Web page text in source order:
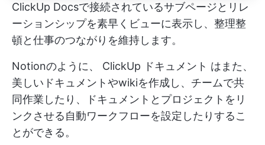
ClickUp Docsで接続されているサブページとリレ
ーションシップを素早くビューに表示し、整理整
頓と仕事のつながりを維持します。
Notionのように、 ClickUp ドキュメント はまた、
美しいドキュメントやwikiを作成し、チームで共
同作業したり、ドキュメントとプロジェクトをリ
ンクさせる自動ワークフローを設定したりするこ
とができる。